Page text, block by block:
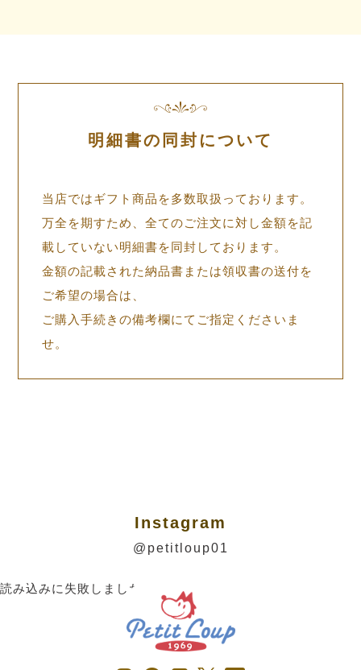
明細書の同封について
当店ではギフト商品を多数取扱っております。
万全を期すため、全てのご注文に対し金額を記
載していない明細書を同封しております。
金額の記載された納品書または領収書の送付を
ご希望の場合は、
ご購入手続きの備考欄にてご指定くださいま
せ。
Instagram
@petitloup01
読み込みに失敗しました。